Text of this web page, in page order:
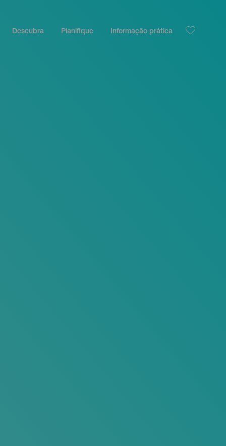
Descubra Planifique Informação prática